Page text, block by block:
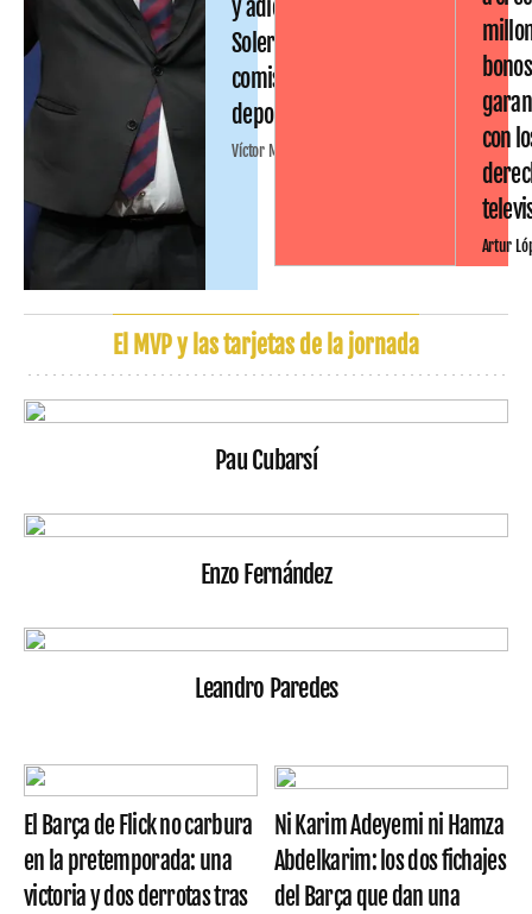
y adiós a Joan
Soler en la
comisión
deportiva
Víctor Malo
bonos
con
Artur
El MVP y las tarjetas de la jornada
Pau Cubarsí
Enzo Fernández
Leandro Paredes
El Barça de Flick no carbura
en la pretemporada: una
victoria y dos derrotas tras
Ni Karim Adeyemi ni Hamza
Abdelkarim: los dos fichajes
del Barça que dan una